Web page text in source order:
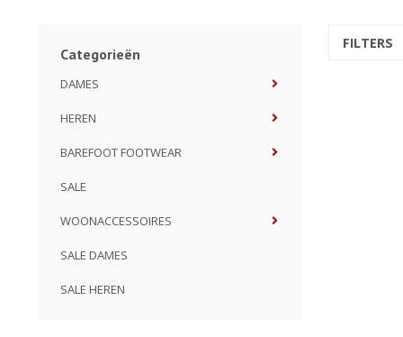
Categorieën
DAMES
HEREN
BAREFOOT FOOTWEAR
SALE
WOONACCESSOIRES
SALE DAMES
SALE HEREN
FILTERS